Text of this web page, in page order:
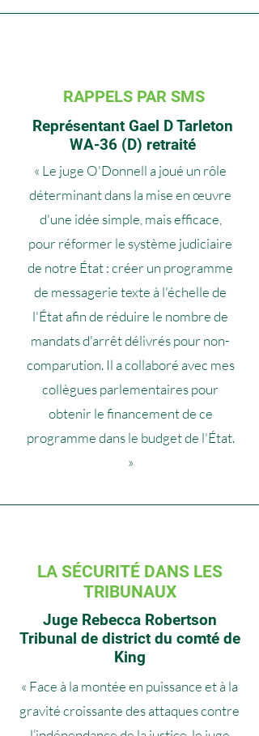
RAPPELS PAR SMS
Représentant Gael D Tarleton
WA-36 (D) retraité
« Le juge O'Donnell a joué un rôle
déterminant dans la mise en œuvre
d'une idée simple, mais efficace,
pour réformer le système judiciaire
de notre État : créer un programme
de messagerie texte à l'échelle de
l'État afin de réduire le nombre de
mandats d'arrêt délivrés pour non-
comparution. Il a collaboré avec mes
collègues parlementaires pour
obtenir le financement de ce
programme dans le budget de l'État.
»
LA SÉCURITÉ DANS LES
TRIBUNAUX
Juge Rebecca Robertson
Tribunal de district du comté de
King
« Face à la montée en puissance et à la
gravité croissante des attaques contre